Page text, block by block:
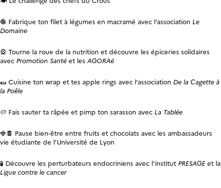
🧶 Fabrique ton filet à légumes en macramé avec l’association Le
Domaine
🎡 Tourne la roue de la nutrition et découvre les épiceries solidaires
avec Promotion Santé et les AGORAé
🌯 Cuisine ton wrap et tes apple rings avec l’association De la Cagette à
la Poêle
🥔 Fais sauter ta râpée et pimp ton sarasson avec La Tablée
🍓🍫 Pause bien‑être entre fruits et chocolats avec les ambassadeurs
vie étudiante de l’Université de Lyon
🧪 Découvre les perturbateurs endocriniens avec l’institut PRESAGEet la
Ligue contre le cancer